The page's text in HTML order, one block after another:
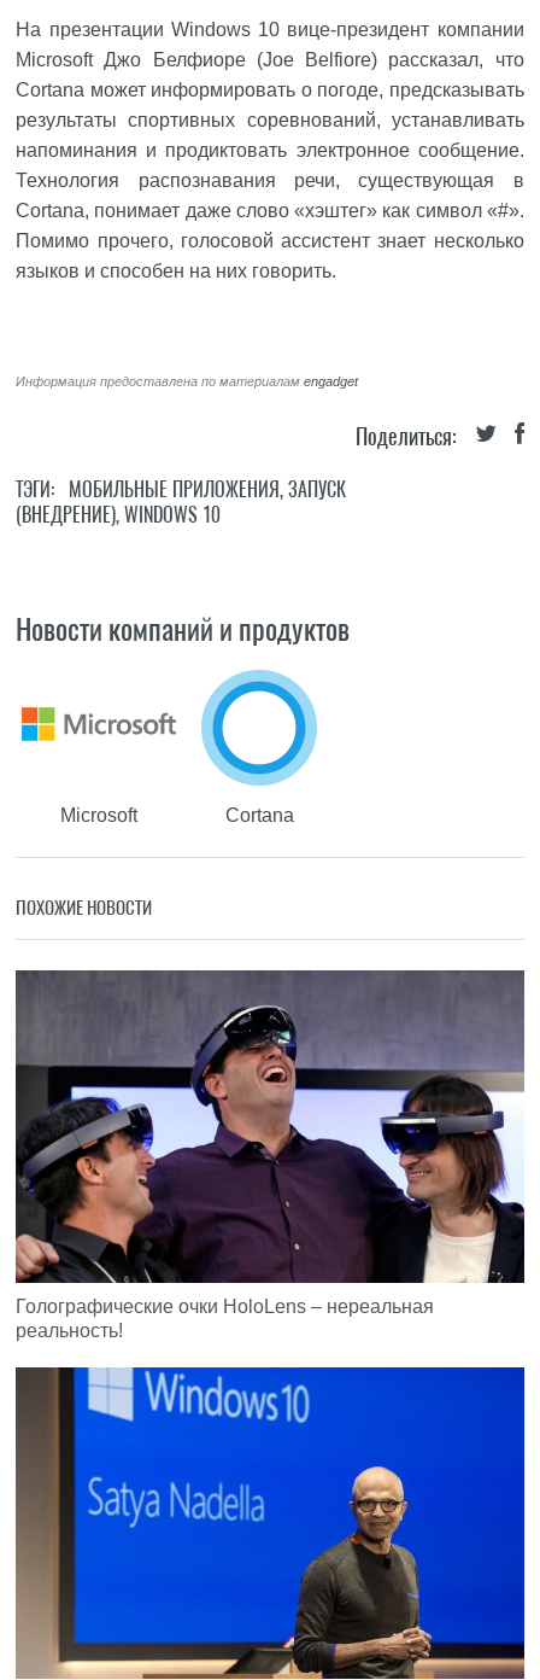
На презентации Windows 10 вице-президент компании
Microsoft Джо Белфиоре (Joe Belfiore) рассказал, что
Cortana может информировать о погоде, предсказывать
результаты спортивных соревнований, устанавливать
напоминания и продиктовать электронное сообщение.
Технология распознавания речи, существующая в
Cortana, понимает даже слово «хэштег» как символ «#».
Помимо прочего, голосовой ассистент знает несколько
языков и способен на них говорить.
Информация предоставлена по материаламengadget
Поделиться:
ТЭГИ: МОБИЛЬНЫЕ ПРИЛОЖЕНИЯ,ЗАПУСК
(ВНЕДРЕНИЕ),WINDOWS 10
Новости компаний и продуктов
Microsoft Cortana
ПОХОЖИЕ НОВОСТИ
Голографические очки HoloLens – нереальная
реальность!